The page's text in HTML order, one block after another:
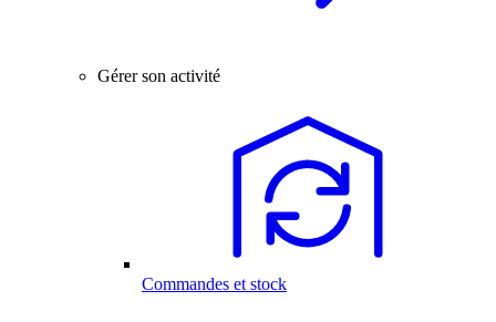
Gérer son activité
Commandes et stock